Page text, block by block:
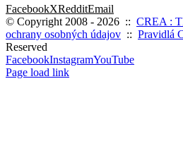
FacebookXRedditEmail
© Copyright 2008 - 2026 :: CREA :
ochrany osobných údajov :: Pravidlá
Reserved
FacebookInstagramYouTube
Page load link